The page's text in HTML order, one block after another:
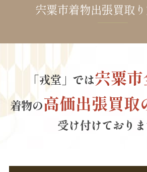
宍粟市着物出張買取
「戎堂」では宍粟
着物の高価出張買取
受け付けておりま